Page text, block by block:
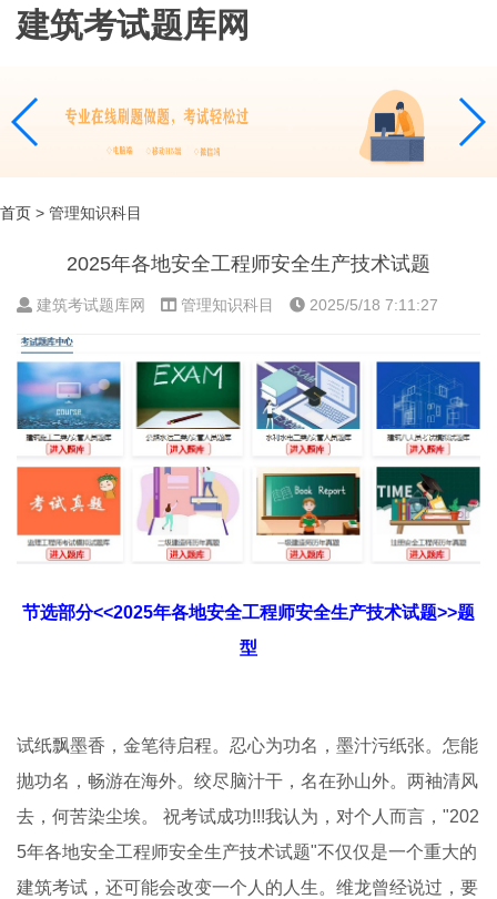
建筑考试题库网
首页 > 管理知识科目
2025年各地安全工程师安全生产技术试题
建筑考试题库网 管理知识科目 2025/5/18 7:11:27
节选部分<<2025年各地安全工程师安全生产技术试题>>题
型
试纸飘墨香，金笔待启程。忍心为功名，墨汁污纸张。怎能
抛功名，畅游在海外。绞尽脑汁干，名在孙山外。两袖清风
去，何苦染尘埃。 祝考试成功!!!我认为，对个人而言，"202
5年各地安全工程师安全生产技术试题"不仅仅是一个重大的
建筑考试，还可能会改变一个人的人生。维龙曾经说过，要